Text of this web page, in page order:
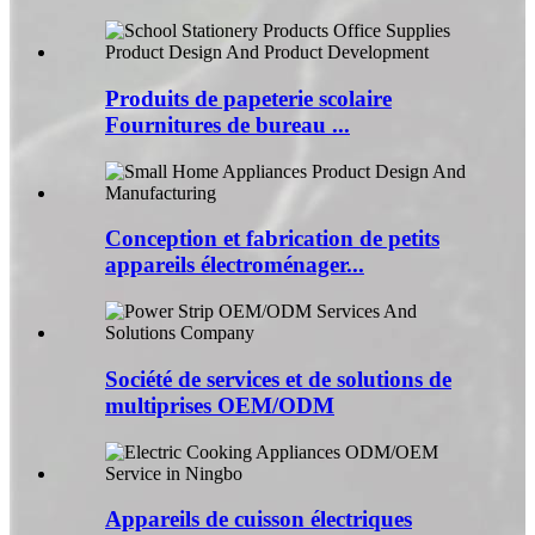
Produits de papeterie scolaire
Fournitures de bureau ...
Conception et fabrication de petits
appareils électroménager...
Société de services et de solutions de
multiprises OEM/ODM
Appareils de cuisson électriques